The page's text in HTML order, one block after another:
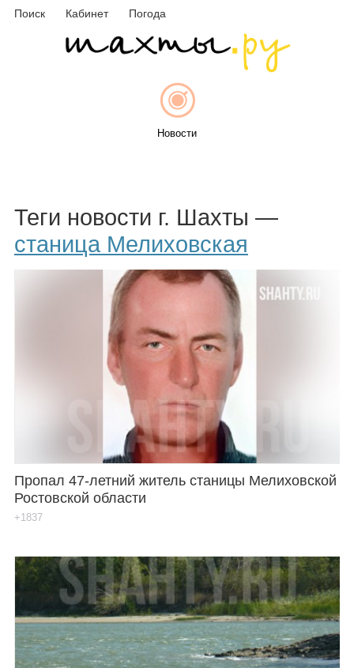
Поиск Кабинет Погода
Новости
Афиша
Объявления
Каталог
Инфо
Карты
Фотогалерея
Теги новости г. Шахты —
станица Мелиховская
Пропал 47-летний житель станицы Мелиховской
Ростовской области
+1837